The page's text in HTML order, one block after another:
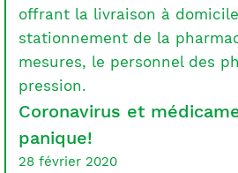
offrant la livraison à
stationnement de la
mesures, le personnel des
pression.
Coronavirus et
panique!
28 février 2020